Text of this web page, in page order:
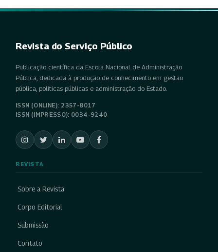
Revista do Serviço Público
Publicação científica da Escola Nacional de Administração
Pública, dedicada à produção de conhecimento em gestão
pública, políticas públicas e administração do Estado.
ISSN (ONLINE): 2357-8017
ISSN (IMPRESSO): 0034-9240
REVISTA
Sobre a Revista
Corpo Editorial
Submissão
Contato